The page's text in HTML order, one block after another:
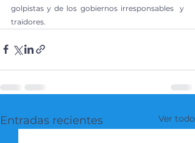
golpistas y de los gobiernos irresponsables  y
traidores.
Entradas recientes Ver todo